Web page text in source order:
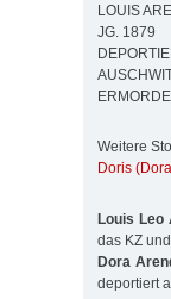
LOUIS
JG. 1879
Weitere
Doris
Louis Leo
das KZ
Dora
deportiert